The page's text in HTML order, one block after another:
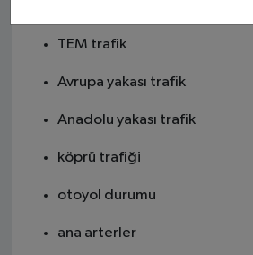
TEM trafik
Avrupa yakası trafik
Anadolu yakası trafik
köprü trafiği
otoyol durumu
ana arterler